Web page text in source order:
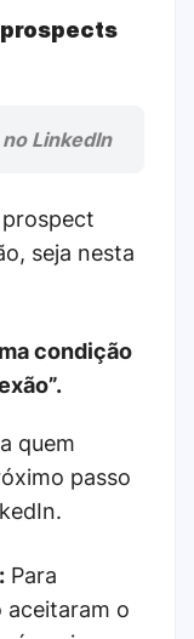
prospects
LinkedIn
seja nesta
condição
quem
passo
Para
aceitaram o